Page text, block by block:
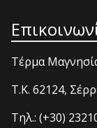
Τέρμα
T.K. 62124,
Τηλ.: (+30)